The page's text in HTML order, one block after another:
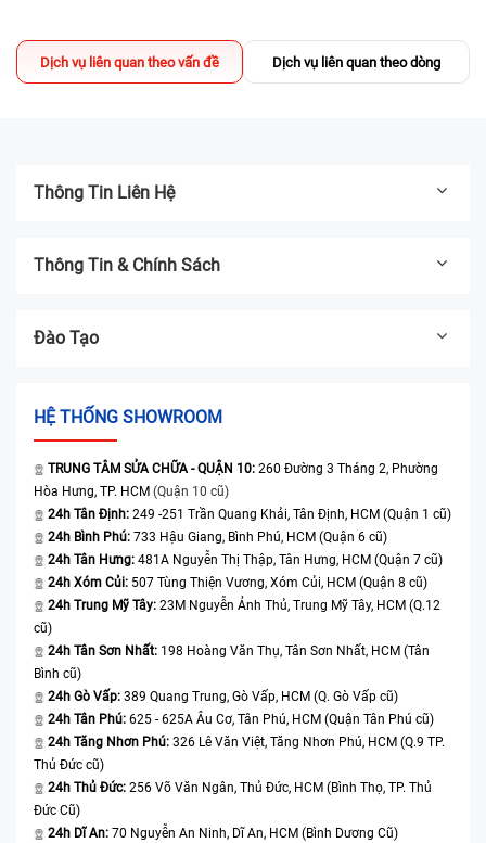
Bệnh Viện Điện Thoại, Laptop 24h
04/03/2025
Dịch vụ liên quan theo vấn đề Dịch vụ liên quan theo dòng
Thông Tin Liên Hệ
Thông Tin & Chính Sách
Đào Tạo
HỆ THỐNG SHOWROOM
TRUNG TÂM SỬA CHỮA - QUẬN 10: 260 Đường 3 Tháng 2, Phường
Hòa Hưng, TP. HCM (Quận 10 cũ)
24h Tân Định: 249 -251 Trần Quang Khải, Tân Định, HCM (Quận 1 cũ)
24h Bình Phú: 733 Hậu Giang, Bình Phú, HCM (Quận 6 cũ)
24h Tân Hưng: 481A Nguyễn Thị Thập, Tân Hưng, HCM (Quận 7 cũ)
24h Xóm Củi: 507 Tùng Thiện Vương, Xóm Củi, HCM (Quận 8 cũ)
24h Trung Mỹ Tây: 23M Nguyễn Ảnh Thủ, Trung Mỹ Tây, HCM (Q.12
cũ)
24h Tân Sơn Nhất: 198 Hoàng Văn Thụ, Tân Sơn Nhất, HCM (Tân
Bình cũ)
24h Gò Vấp: 389 Quang Trung, Gò Vấp, HCM (Q. Gò Vấp cũ)
24h Tân Phú: 625 - 625A Âu Cơ, Tân Phú, HCM (Quận Tân Phú cũ)
24h Tăng Nhơn Phú: 326 Lê Văn Việt, Tăng Nhơn Phú, HCM (Q.9 TP.
Thủ Đức cũ)
24h Thủ Đức: 256 Võ Văn Ngân, Thủ Đức, HCM (Bình Thọ, TP. Thủ
Đức Cũ)
24h Dĩ An: 70 Nguyễn An Ninh, Dĩ An, HCM (Bình Dương Cũ)